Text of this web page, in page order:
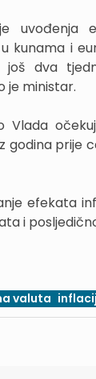
uvođenja
kunama i
još dva
je ministar.
Vlada
godina prije
efekata
i
valuta